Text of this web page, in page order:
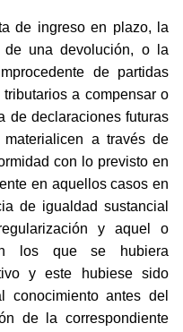
de ingreso en plazo, la
una devolución, o la
de partidas
a compensar o
de declaraciones futuras
a través de
con lo previsto en
en aquellos casos en
de igualdad sustancial
y aquel o
los que se hubiera
y este hubiese sido
conocimiento antes del
de la correspondiente